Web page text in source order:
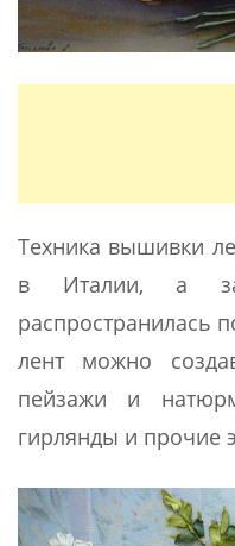
Техника вышивки
в Италии, а
распространилась
лент можно
пейзажи и
гирлянды и прочие